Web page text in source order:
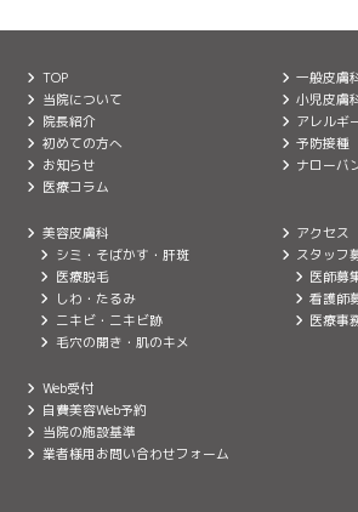
TOP
当院について
院長紹介
初めての方へ
お知らせ
医療コラム
一般皮膚
小児皮膚
アレルギ
予防接種
ナローバ
美容皮膚科
シミ・そばかす・肝斑
医療脱毛
しわ・たるみ
ニキビ・ニキビ跡
毛穴の開き・肌のキメ
アクセス
スタッフ
医師募
看護師
医療事
Web受付
自費美容Web予約
当院の施設基準
業者様用お問い合わせフォーム